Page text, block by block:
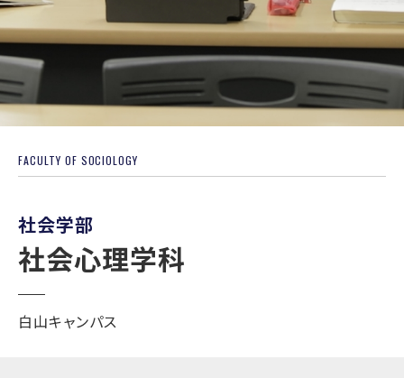
FACULTY OF SOCIOLOGY
社会学部
社会心理学科
白山キャンパス